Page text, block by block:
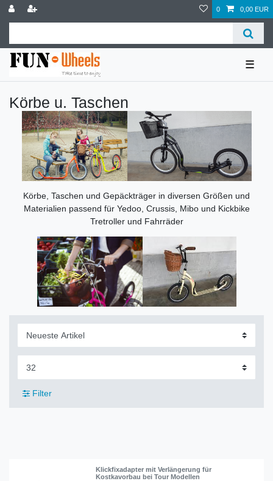
0 0,00 EUR
☰
Körbe u. Taschen
Körbe, Taschen und Gepäckträger in diversen Größen und
Materialien passend für Yedoo, Crussis, Mibo und Kickbike
Tretroller und Fahrräder
Filter
Klickfixadapter mit Verlängerung für
Kostkavorbau bei Tour Modellen